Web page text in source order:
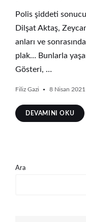
Polis şiddeti
Dilşat Aktaş,
anları ve
plak… Bunlarla
Gösteri, …
Filiz Gazi 8 Nisan 2021
DEVAMINI OKU
Ara